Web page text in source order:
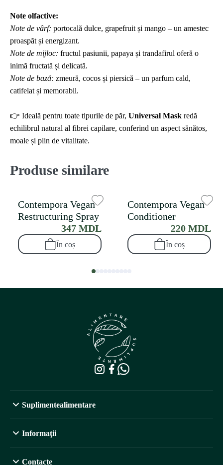
Note olfactive:
Note de vârf: portocală dulce, grapefruit și mango – un amestec
proaspăt și energizant.
Note de mijloc: fructul pasiunii, papaya și trandafirul oferă o
inimă fructată și delicată.
Note de bază: zmeură, cocos și piersică – un parfum cald,
catifelat și memorabil.
👉 Ideală pentru toate tipurile de păr, Universal Mask redă
echilibrul natural al fibrei capilare, conferind un aspect sănătos,
moale și plin de vitalitate.
Produse similare
Contempora Vegan
Restructuring Spray
347 MDL
În coș
Contempora Vegan
Conditioner
220 MDL
În coș
Suplimentealimentare
Informaţii
Contacte